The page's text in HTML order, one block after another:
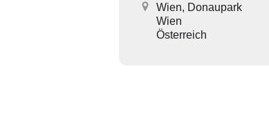
Wien, Donaupark
Wien
Österreich